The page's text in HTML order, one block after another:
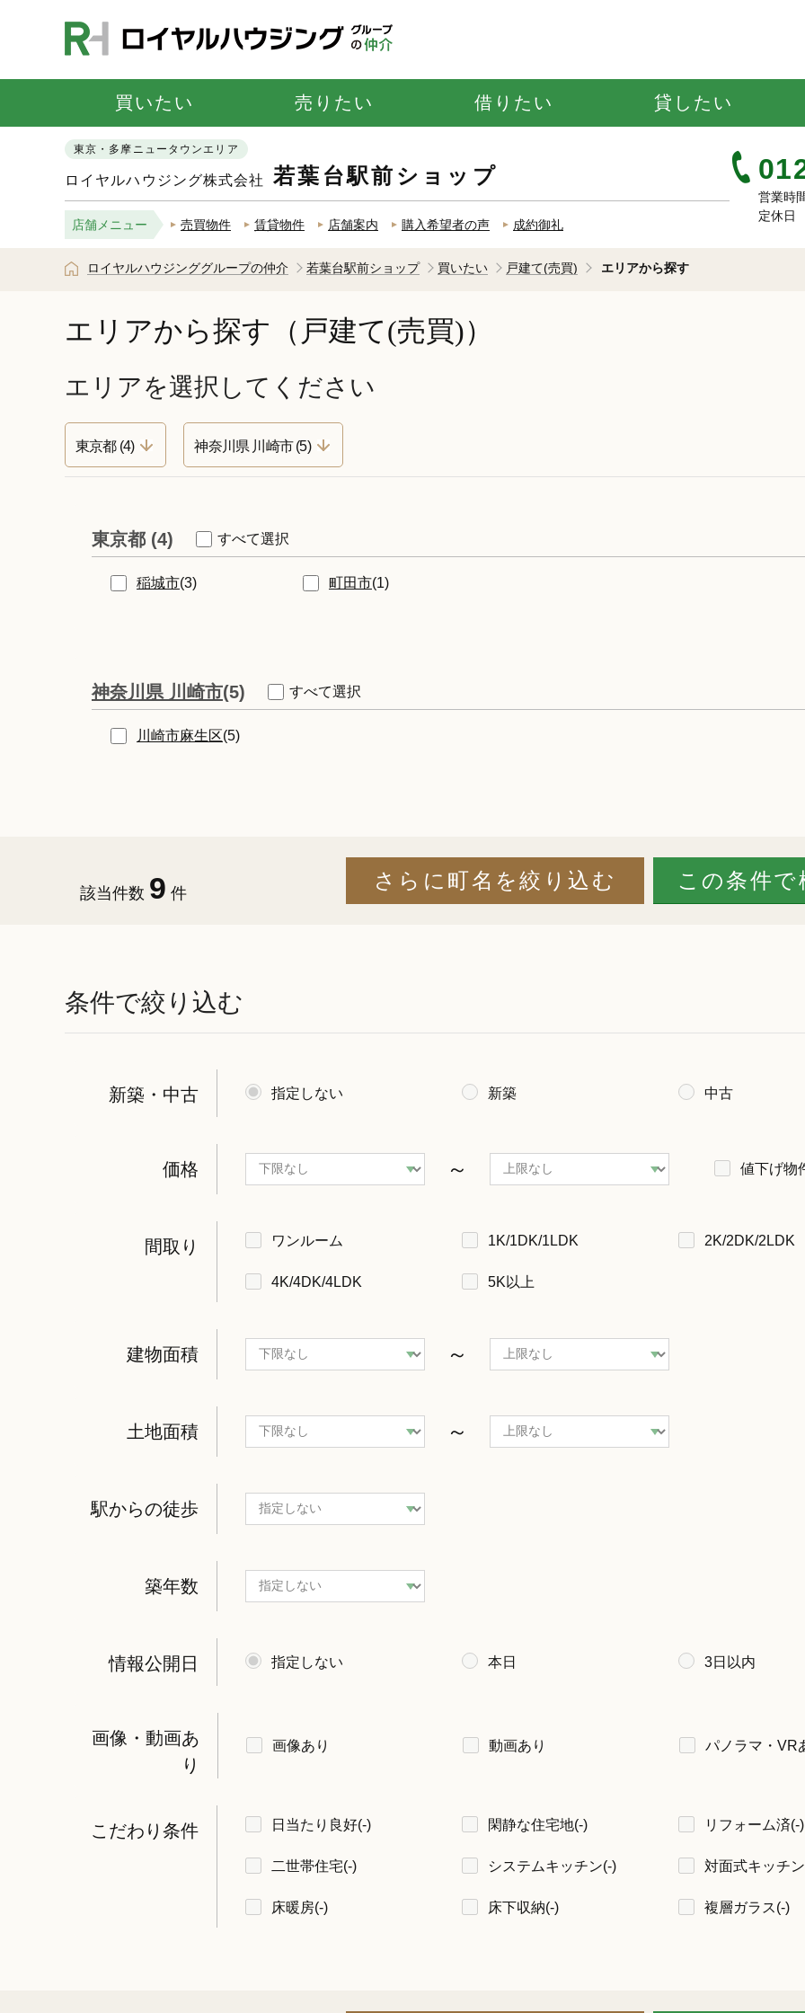
買いたい 売りたい 借りたい 貸したい
東京・多摩ニュータウンエリア
ロイヤルハウジング株式会社 若葉台駅前ショップ
店舗メニュー 売買物件 賃貸物件 店舗案内 購入希望者の声 成約御礼
営業時
定休日
ロイヤルハウジンググループの仲介 若葉台駅前ショップ 買いたい 戸建て(売買) エリアから探す
エリアから探す（戸建て(売買)）
エリアを選択してください
東京都 (4) 神奈川県 川崎市 (5)
東京都 (4) すべて選択
稲城市(3) 町田市(1)
神奈川県 川崎市(5) すべて選択
川崎市麻生区(5)
該当件数 9 件
条件で絞り込む
新築・中古 指定しない 新築 中古
価格 ～ 値下げ物
間取り ワンルーム 1K/1DK/1LDK 2K/2DK/2LDK
4K/4DK/4LDK 5K以上
建物面積 ～
土地面積 ～
駅からの徒歩
築年数
情報公開日 指定しない 本日 3日以内
画像・動画あ
り
画像あり 動画あり パノラマ・VR
こだわり条件 日当たり良好(-) 閑静な住宅地(-) リフォーム済(-)
二世帯住宅(-) システムキッチン(-) 対面式キッチン
床暖房(-) 床下収納(-) 複層ガラス(-)